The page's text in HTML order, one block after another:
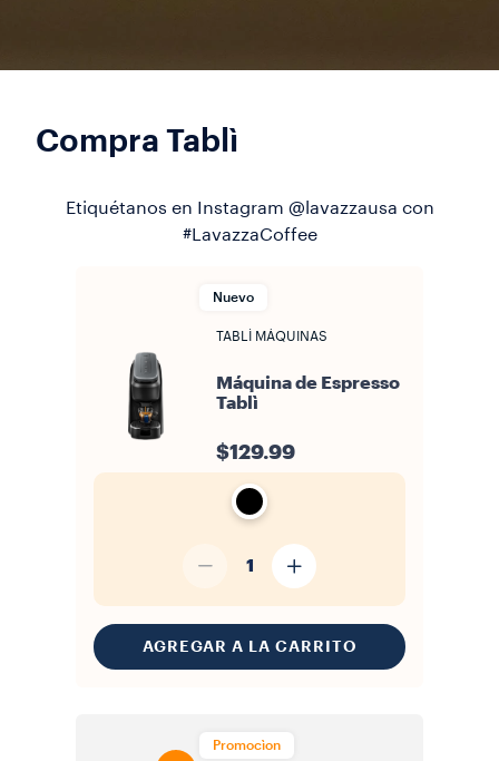
Compra Tablì
Etiquétanos en Instagram @lavazzausa con
#LavazzaCoffee
Nuevo
TABLÌ MÁQUINAS
Máquina de Espresso
Tablì
$129.99
1
AGREGAR A LA CARRITO
Promocìon